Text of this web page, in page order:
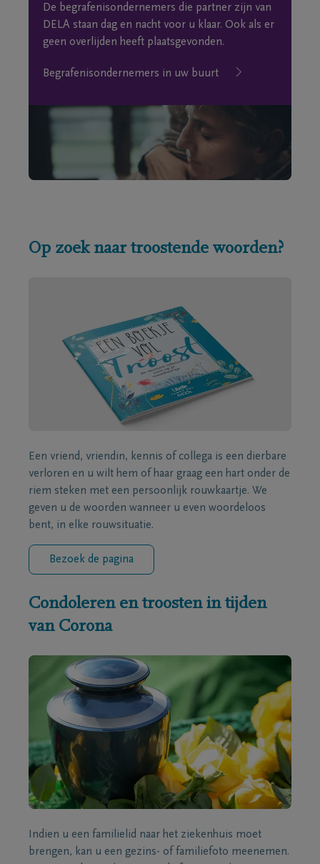
De begrafenisondernemers die partner zijn van
DELA staan dag en nacht voor u klaar. Ook als er
geen overlijden heeft plaatsgevonden.
Begrafenisondernemers in uw buurt
Op zoek naar troostende woorden?
Een vriend, vriendin, kennis of collega is een dierbare
verloren en u wilt hem of haar graag een hart onder de
riem steken met een persoonlijk rouwkaartje. We
geven u de woorden wanneer u even woordeloos
bent, in elke rouwsituatie.
Bezoek de pagina
Condoleren en troosten in tijden
van Corona
Indien u een familielid naar het ziekenhuis moet
brengen, kan u een gezins- of familiefoto meenemen.